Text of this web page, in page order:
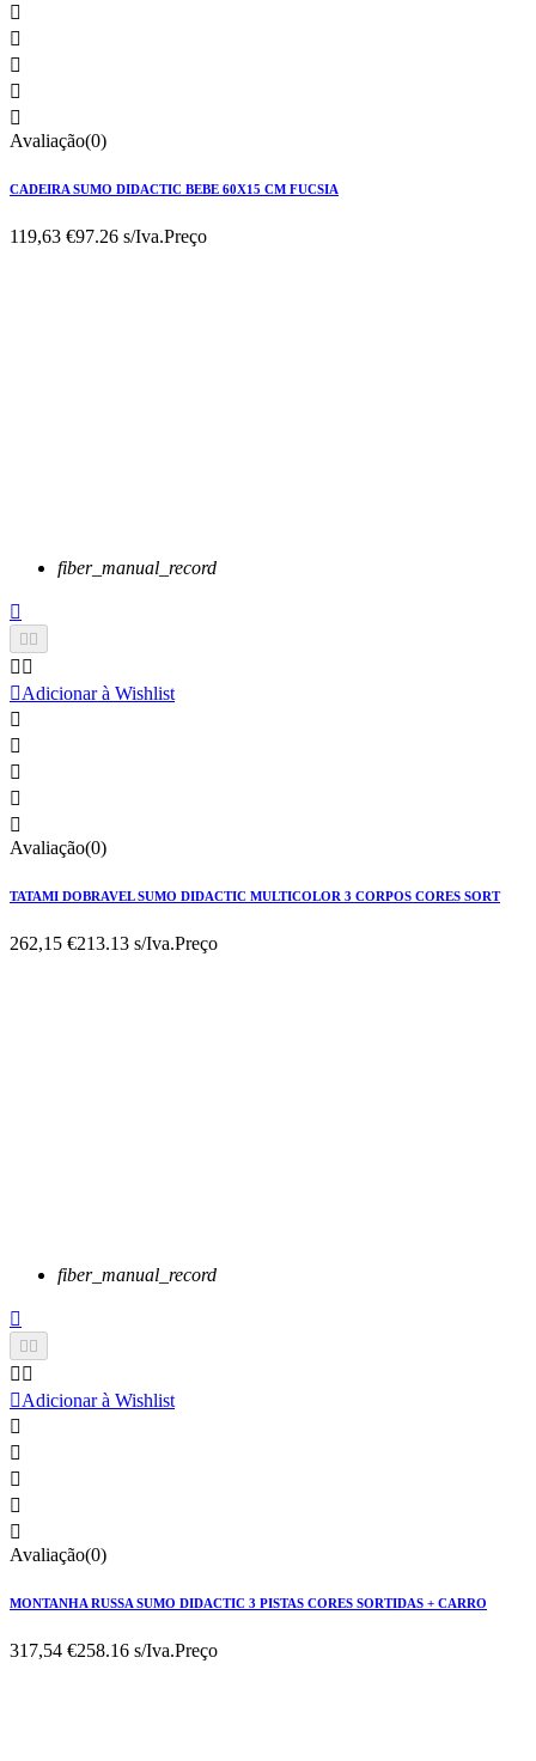





Avaliação(0)
CADEIRA SUMO DIDACTIC BEBE 60X15 CM FUCSIA
119,63 €97.26 s/Iva.Preço
fiber_manual_record

 
 
Adicionar à Wishlist





Avaliação(0)
TATAMI DOBRAVEL SUMO DIDACTIC MULTICOLOR 3 CORPOS CORES SORT
262,15 €213.13 s/Iva.Preço
fiber_manual_record

 
 
Adicionar à Wishlist





Avaliação(0)
MONTANHA RUSSA SUMO DIDACTIC 3 PISTAS CORES SORTIDAS + CARRO
317,54 €258.16 s/Iva.Preço